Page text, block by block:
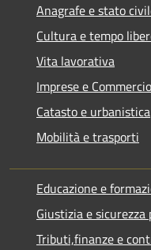
Anagrafe e stato
Cultura e tempo
Vita lavorativa
Imprese e Commercio
Catasto e urbanistica
Mobilità e trasporti
Educazione e
Giustizia e sicurezza
Tributi,finanze e